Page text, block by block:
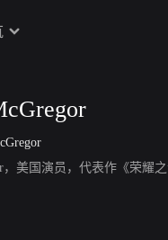
，美国演员，代表作《荣耀